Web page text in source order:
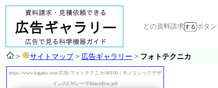
どの資料請求 ボタ
> サイトマップ> 広告ギャラリー > フォトテクニカ
https://www.kagaku.com/広告/フォトテクニカ/00100｜モノリシックデザ
インのCWレーザMatchBox.pdf